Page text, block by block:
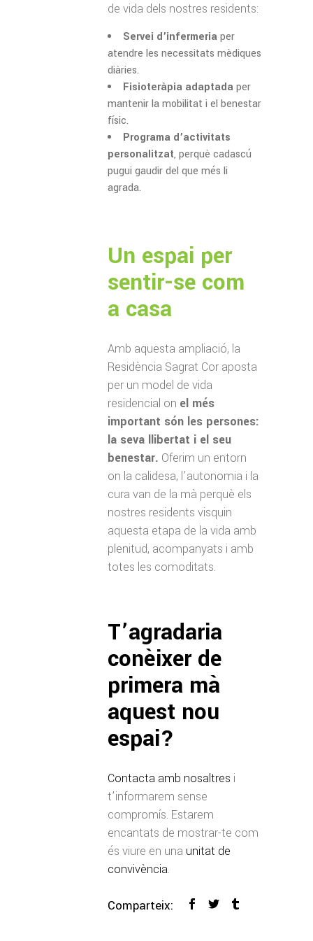
de vida dels nostres residents:
Servei d’infermeriaper
atendre les necessitats mèdiques
diàries.
Fisioteràpia adaptadaper
mantenir la mobilitat i el benestar
físic.
Programa d’activitats
personalitzat, perquè cadascú
pugui gaudir del que més li
agrada.
Un espai per
sentir-se com
a casa
Amb aquesta ampliació, la
Residència Sagrat Cor aposta
per un model de vida
residencial on el més
important són les persones:
la seva llibertat i el seu
benestar. Oferim un entorn
on la calidesa, l’autonomia i la
cura van de la mà perquè els
nostres residents visquin
aquesta etapa de la vida amb
plenitud, acompanyats i amb
totes les comoditats.
T’agradaria
conèixer de
primera mà
aquest nou
espai?
Contacta amb nosaltres i
t’informarem sense
compromís. Estarem
encantats de mostrar-te com
és viure en una unitat de
convivència.
Comparteix: